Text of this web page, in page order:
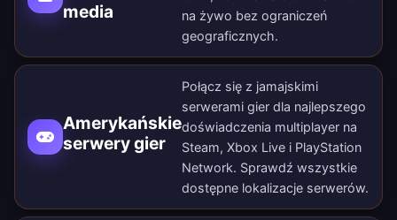
media
na żywo bez ograniczeń
geograficznych.
Amerykańskie
serwery gier
Połącz się z jamajskimi
serwerami gier dla najlepszego
doświadczenia multiplayer na
Steam, Xbox Live i PlayStation
Network. Sprawdź wszystkie
dostępne lokalizacje serwerów.